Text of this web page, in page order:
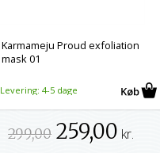
Karmameju Proud exfoliation
mask 01
Levering: 4-5 dage
299,00 259,00 kr.